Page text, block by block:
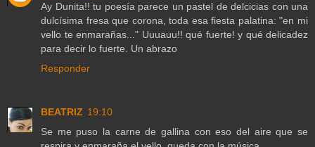
Ay Dunita!! tu poesía parece un pastel de delcicias con una
dulcísima fresa que corona, toda esa fiesta palatina: "en mi
vello te enmarañas..." Uuuauu!! qué fuerte! y qué delicadez
para decir lo fuerte. Un abrazo
Responder
BEATRIZ 19:10
Se me puso la carne de gallina con eso del aire que se